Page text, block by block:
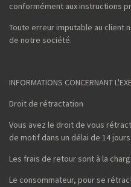
conformément aux instructions
Toute erreur imputable au client
de notre société.
INFORMATIONS CONCERNANT
Droit de rétractation
Vous avez le droit de vous
de motif dans un délai de 14
Les frais de retour sont à la
Le consommateur, pour se